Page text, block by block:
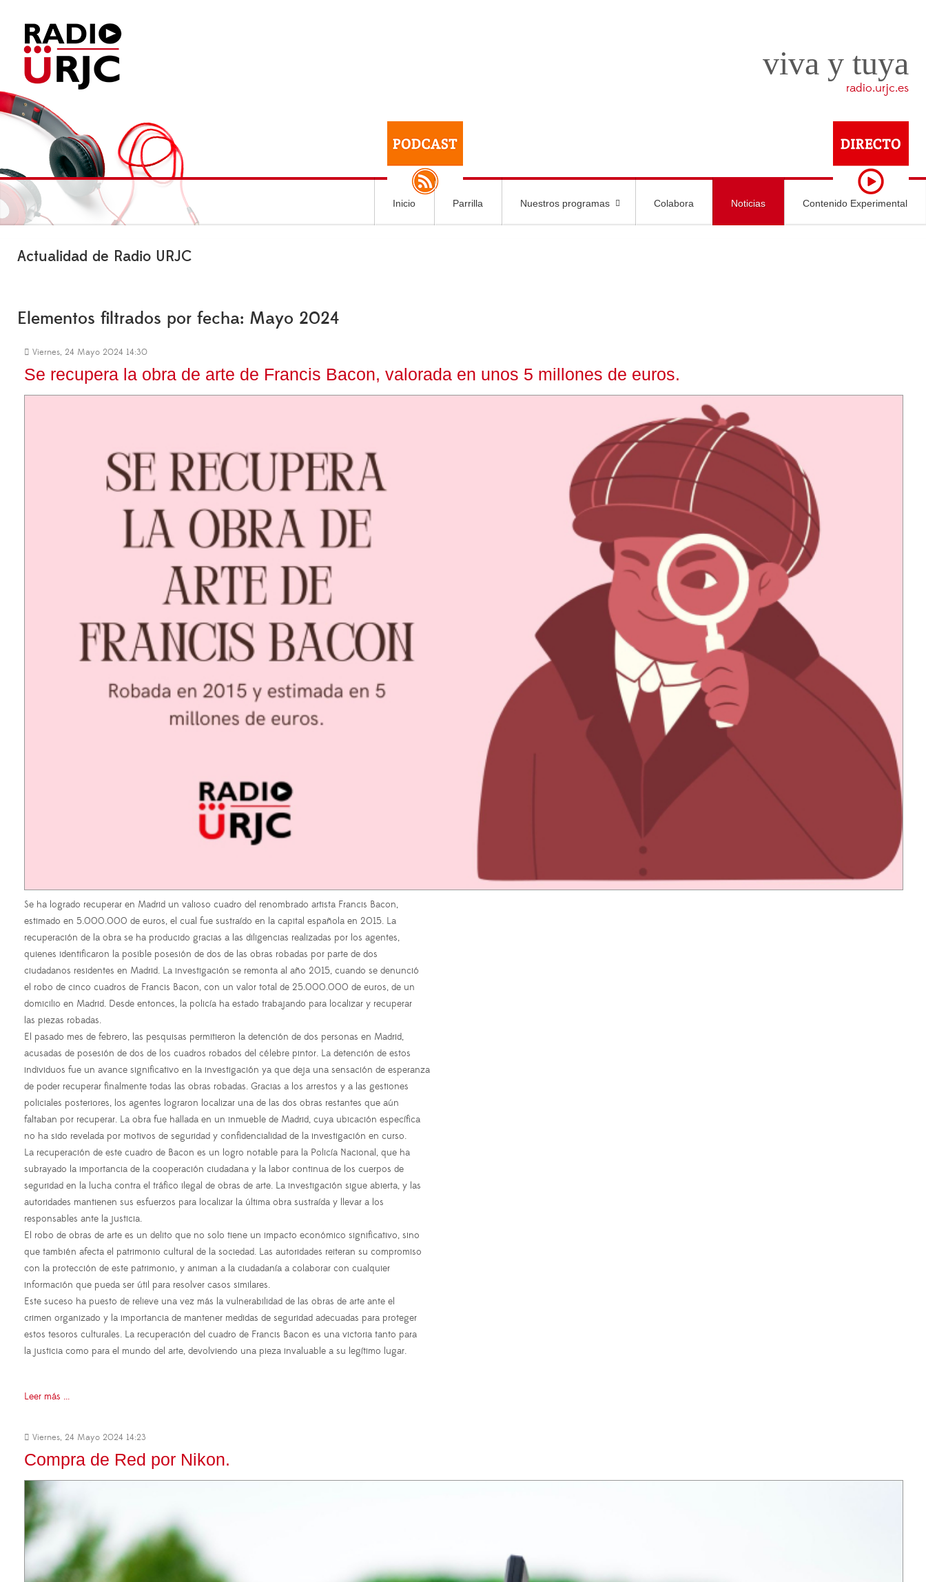
viva y tuya
radio.urjc.es
Inicio Parrilla Nuestros programas Colabora Noticias Contenido Experimental
Actualidad de Radio URJC
Elementos filtrados por fecha: Mayo 2024
Viernes, 24 Mayo 2024 14:30
Se recupera la obra de arte de Francis Bacon, valorada en unos 5 millones de euros.
Se ha logrado recuperar en Madrid un valioso cuadro del renombrado artista Francis Bacon,
estimado en 5.000.000 de euros, el cual fue sustraído en la capital española en 2015. La
recuperación de la obra se ha producido gracias a las diligencias realizadas por los agentes,
quienes identificaron la posible posesión de dos de las obras robadas por parte de dos
ciudadanos residentes en Madrid. La investigación se remonta al año 2015, cuando se denunció
el robo de cinco cuadros de Francis Bacon, con un valor total de 25.000.000 de euros, de un
domicilio en Madrid. Desde entonces, la policía ha estado trabajando para localizar y recuperar
las piezas robadas.
El pasado mes de febrero, las pesquisas permitieron la detención de dos personas en Madrid,
acusadas de posesión de dos de los cuadros robados del célebre pintor. La detención de estos
individuos fue un avance significativo en la investigación ya que deja una sensación de esperanza
de poder recuperar finalmente todas las obras robadas. Gracias a los arrestos y a las gestiones
policiales posteriores, los agentes lograron localizar una de las dos obras restantes que aún
faltaban por recuperar. La obra fue hallada en un inmueble de Madrid, cuya ubicación específica
no ha sido revelada por motivos de seguridad y confidencialidad de la investigación en curso.
La recuperación de este cuadro de Bacon es un logro notable para la Policía Nacional, que ha
subrayado la importancia de la cooperación ciudadana y la labor continua de los cuerpos de
seguridad en la lucha contra el tráfico ilegal de obras de arte. La investigación sigue abierta, y las
autoridades mantienen sus esfuerzos para localizar la última obra sustraída y llevar a los
responsables ante la justicia.
El robo de obras de arte es un delito que no solo tiene un impacto económico significativo, sino
que también afecta el patrimonio cultural de la sociedad. Las autoridades reiteran su compromiso
con la protección de este patrimonio, y animan a la ciudadanía a colaborar con cualquier
información que pueda ser útil para resolver casos similares.
Este suceso ha puesto de relieve una vez más la vulnerabilidad de las obras de arte ante el
crimen organizado y la importancia de mantener medidas de seguridad adecuadas para proteger
estos tesoros culturales. La recuperación del cuadro de Francis Bacon es una victoria tanto para
la justicia como para el mundo del arte, devolviendo una pieza invaluable a su legítimo lugar.
Leer más ...
Viernes, 24 Mayo 2024 14:23
Compra de Red por Nikon.